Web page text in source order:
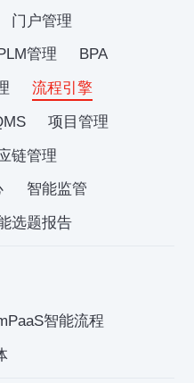
门户管理
PLM管理
BPA
流程引擎
项目管理
链管理
智能监管
选题报告
智能流程